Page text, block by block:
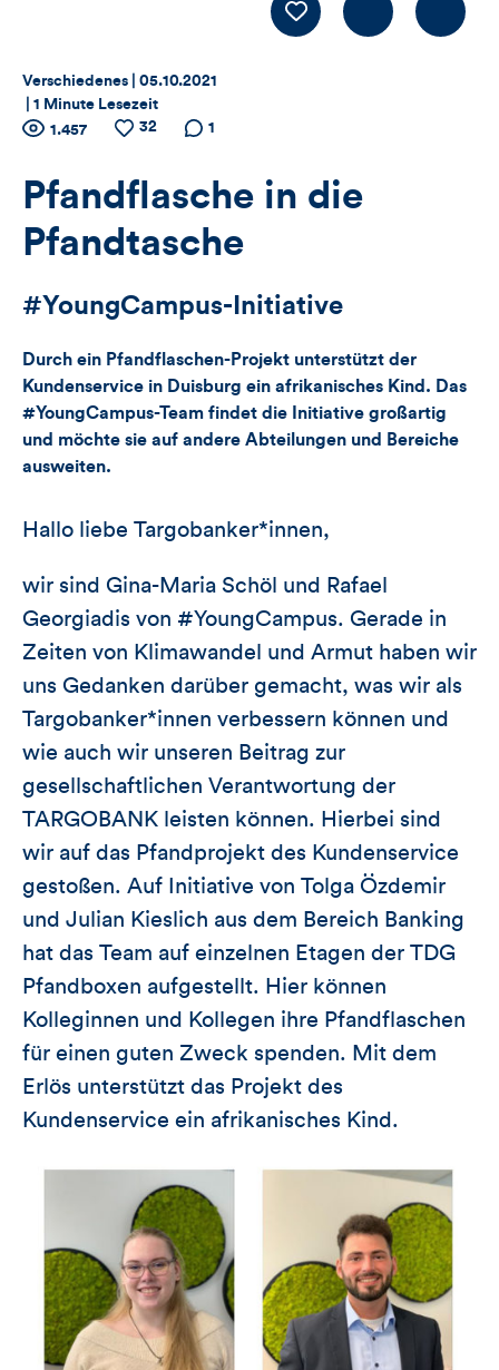
LIKE Kommentieren
Thema:
Verschiedenes | Datum:
05.10.2021
1 Minute Lesezeit
Zähler
für
Views,
und
Kommentare
dieses
Artikels
Anzahl
1.457
Anzahl
32
Anzahl der
1
Pfandflasche in die
Pfandtasche
#YoungCampus-Initiative
Durch ein Pfandflaschen-Projekt unterstützt der
Kundenservice in Duisburg ein afrikanisches Kind. Das
#YoungCampus-Team findet die Initiative großartig
und möchte sie auf andere Abteilungen und Bereiche
ausweiten.
Hallo liebe Targobanker*innen,
wir sind Gina-Maria Schöl und Rafael
Georgiadis von #YoungCampus. Gerade in
Zeiten von Klimawandel und Armut haben wir
uns Gedanken darüber gemacht, was wir als
Targobanker*innen verbessern können und
wie auch wir unseren Beitrag zur
gesellschaftlichen Verantwortung der
TARGOBANK leisten können. Hierbei sind
wir auf das Pfandprojekt des Kundenservice
gestoßen. Auf Initiative von Tolga Özdemir
und Julian Kieslich aus dem Bereich Banking
hat das Team auf einzelnen Etagen der TDG
Pfandboxen aufgestellt. Hier können
Kolleginnen und Kollegen ihre Pfandflaschen
für einen guten Zweck spenden. Mit dem
Erlös unterstützt das Projekt des
Kundenservice ein afrikanisches Kind.